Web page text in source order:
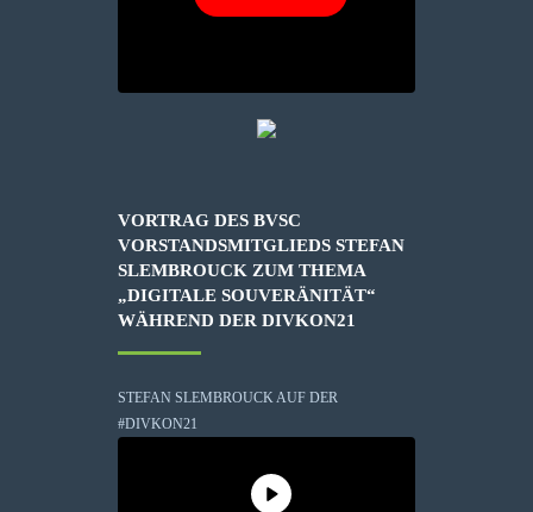
VORTRAG DES BVSC
VORSTANDSMITGLIEDS STEFAN
SLEMBROUCK ZUM THEMA
„DIGITALE SOUVERÄNITÄT“
WÄHREND DER DIVKON21
STEFAN SLEMBROUCK AUF DER
#DIVKON21